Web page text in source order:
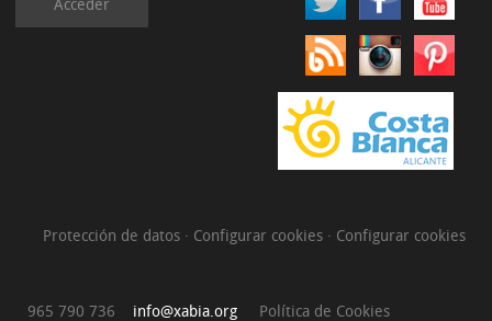
Protección de datos · Configurar cookies · Configurar cookies
965 790 736 info@xabia.org
Política de Cookies